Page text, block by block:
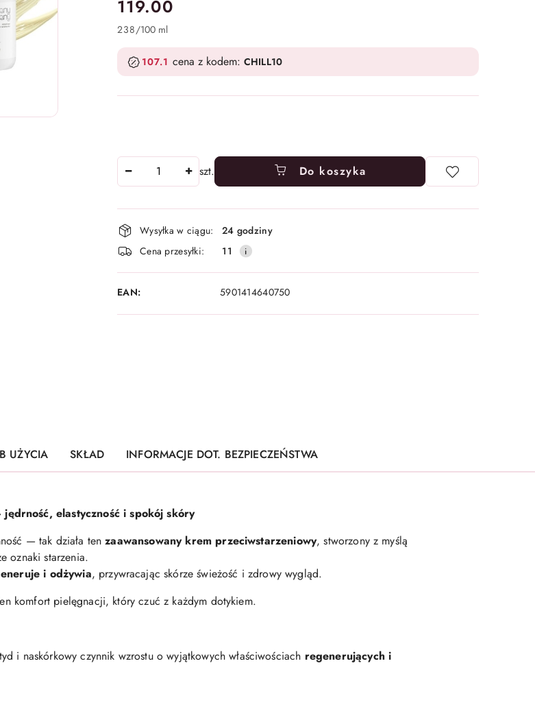
cena:
119.00
238/100 ml
107.1 cena z kodem: CHILL10
szt. Do koszyka
Dostępność
i
dostawa
Wysyłka w ciągu:
24 godziny
Cena przesyłki:
11
EAN: 5901414640750
UŻYCIA SKŁAD INFORMACJE DOT. BEZPIECZEŃSTWA
elastyczność i spokój skóry
— tak działa tenzaawansowany krem przeciwstarzeniowy, stworzony z myślą
oznaki starzenia.
i odżywia, przywracając skórze świeżość i zdrowy wygląd.
komfort pielęgnacji, który czuć z każdym dotykiem.
i naskórkowy czynnik wzrostu o wyjątkowych właściwościach regenerujących i